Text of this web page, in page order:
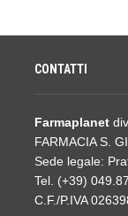
CONTATTI
Farmaplanet
FARMACIA S.
Sede legale:
Tel. (+39)
C.F./P.IVA